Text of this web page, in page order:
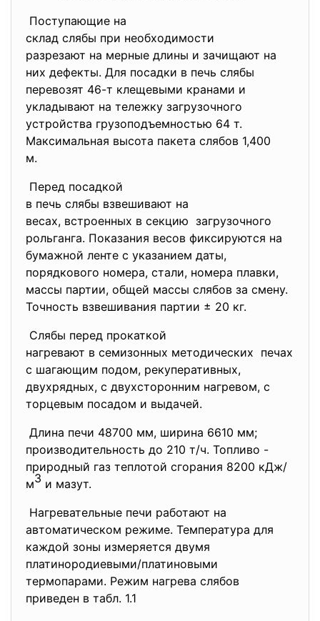
Поступающие на
склад слябы при необходимости
разрезают на мерные длины и зачищают на
них дефекты. Для посадки в печь слябы
перевозят 46-т клещевыми кранами и
укладывают на тележку загрузочного
устройства грузоподъемностью 64 т.
Максимальная высота пакета слябов 1,400
м.
Перед посадкой
в печь слябы взвешивают на
весах, встроенных в секцию загрузочного
рольганга. Показания весов фиксируются на
бумажной ленте с указанием даты,
порядкового номера, стали, номера плавки,
массы партии, общей массы слябов за смену.
Точность взвешивания партии ± 20 кг.
Слябы перед прокаткой
нагревают в семизонных методических печах
с шагающим подом, рекуперативных,
двухрядных, с двухсторонним нагревом, с
торцевым посадом и выдачей.
Длина печи 48700 мм, ширина 6610 мм;
производительность до 210 т/ч. Топливо -
природный газ теплотой сгорания 8200 кДж/
м3 и мазут.
Нагревательные печи работают на
автоматическом режиме. Температура для
каждой зоны измеряется двумя
платинородиевыми/платиновыми
термопарами. Режим нагрева слябов
приведен в табл. 1.1